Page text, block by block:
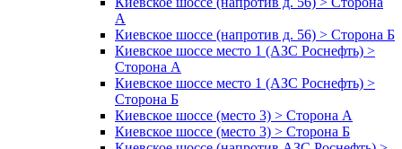
А
Киевское шоссе (напротив д. 56) > Сторона Б
Киевское шоссе место 1 (АЗС Роснефть) >
Сторона А
Киевское шоссе место 1 (АЗС Роснефть) >
Сторона Б
Киевское шоссе (место 3) > Сторона А
Киевское шоссе (место 3) > Сторона Б